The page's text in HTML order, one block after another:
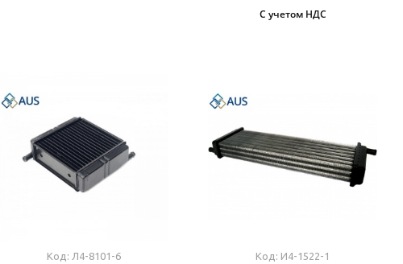
С учетом НДС
Код: Л4-8101-6
Код: И4-1522-1